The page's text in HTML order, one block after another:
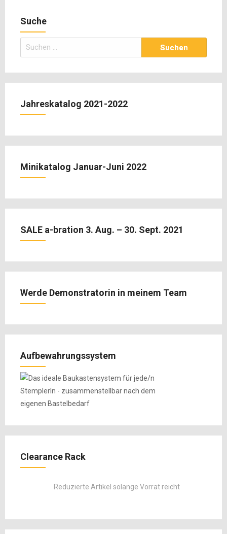
Suche
Suchen
nach:
Jahreskatalog 2021-2022
Minikatalog Januar-Juni 2022
SALE a-bration 3. Aug. – 30. Sept. 2021
Werde Demonstratorin in meinem Team
Aufbewahrungssystem
Clearance Rack
Reduzierte Artikel solange Vorrat reicht